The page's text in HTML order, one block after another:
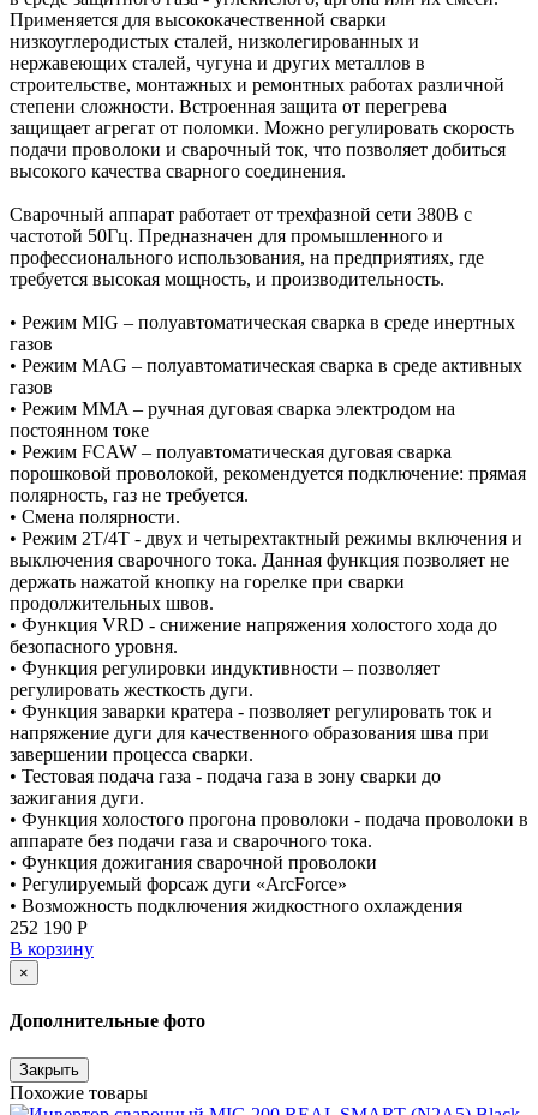
Применяется для высококачественной сварки
низкоуглеродистых сталей, низколегированных и
нержавеющих сталей, чугуна и других металлов в
строительстве, монтажных и ремонтных работах различной
степени сложности. Встроенная защита от перегрева
защищает агрегат от поломки. Можно регулировать скорость
подачи проволоки и сварочный ток, что позволяет добиться
высокого качества сварного соединения.
Сварочный аппарат работает от трехфазной сети 380В с
частотой 50Гц. Предназначен для промышленного и
профессионального использования, на предприятиях, где
требуется высокая мощность, и производительность.
• Режим MIG – полуавтоматическая сварка в среде инертных
газов
• Режим MAG – полуавтоматическая сварка в среде активных
газов
• Режим MMA – ручная дуговая сварка электродом на
постоянном токе
• Режим FCAW – полуавтоматическая дуговая сварка
порошковой проволокой, рекомендуется подключение: прямая
полярность, газ не требуется.
• Смена полярности.
• Режим 2Т/4Т - двух и четырехтактный режимы включения и
выключения сварочного тока. Данная функция позволяет не
держать нажатой кнопку на горелке при сварки
продолжительных швов.
• Функция VRD - снижение напряжения холостого хода до
безопасного уровня.
• Функция регулировки индуктивности – позволяет
регулировать жесткость дуги.
• Функция заварки кратера - позволяет регулировать ток и
напряжение дуги для качественного образования шва при
завершении процесса сварки.
• Тестовая подача газа - подача газа в зону сварки до
зажигания дуги.
• Функция холостого прогона проволоки - подача проволоки в
аппарате без подачи газа и сварочного тока.
• Функция дожигания сварочной проволоки
• Регулируемый форсаж дуги «ArcForce»
• Возможность подключения жидкостного охлаждения
252 190 Р
В корзину
×
Дополнительные фото
Закрыть
Похожие товары